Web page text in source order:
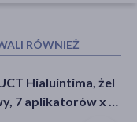
RÓWNIEŻ
Hialuintima, żel
7 aplikatorów x 5
Hialuintima, żel
7 aplikatorów x 5